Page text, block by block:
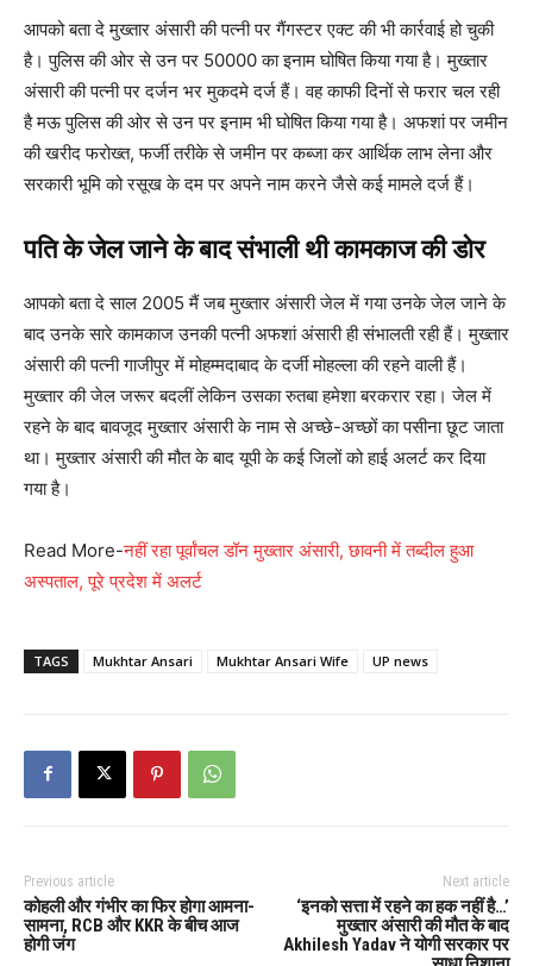
आपको बता दे मुख्तार अंसारी की पत्नी पर गैंगस्टर एक्ट की भी कार्रवाई हो चुकी
है। पुलिस की ओर से उन पर 50000 का इनाम घोषित किया गया है। मुख्तार
अंसारी की पत्नी पर दर्जन भर मुकदमे दर्ज हैं। वह काफी दिनों से फरार चल रही
है मऊ पुलिस की ओर से उन पर इनाम भी घोषित किया गया है। अफशां पर जमीन
की खरीद फरोख्त, फर्जी तरीके से जमीन पर कब्जा कर आर्थिक लाभ लेना और
सरकारी भूमि को रसूख के दम पर अपने नाम करने जैसे कई मामले दर्ज हैं।
पति के जेल जाने के बाद संभाली थी कामकाज की डोर
आपको बता दे साल 2005 मैं जब मुख्तार अंसारी जेल में गया उनके जेल जाने के
बाद उनके सारे कामकाज उनकी पत्नी अफशां अंसारी ही संभालती रही हैं। मुख्तार
अंसारी की पत्नी गाजीपुर में मोहम्मदाबाद के दर्जी मोहल्ला की रहने वाली हैं।
मुख्तार की जेल जरूर बदलीं लेकिन उसका रुतबा हमेशा बरकरार रहा। जेल में
रहने के बाद बावजूद मुख्तार अंसारी के नाम से अच्छे-अच्छों का पसीना छूट जाता
था। मुख्तार अंसारी की मौत के बाद यूपी के कई जिलों को हाई अलर्ट कर दिया
गया है।
Read More-नहीं रहा पूर्वांचल डॉन मुख्तार अंसारी, छावनी में तब्दील हुआ
अस्पताल, पूरे प्रदेश में अलर्ट
TAGS Mukhtar Ansari Mukhtar Ansari Wife UP news
Previous article
कोहली और गंभीर का फिर होगा आमना-
सामना, RCB और KKR के बीच आज
होगी जंग
Next article
‘इनको सत्ता में रहने का हक नहीं है…’
मुख्तार अंसारी की मौत के बाद
Akhilesh Yadav ने योगी सरकार पर